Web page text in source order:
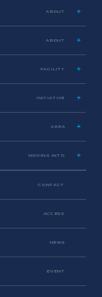
ABOUT
ABOUT
FACILITY
INITIATIVE
AREA
MOVING INTO
CONTACT
ACCESS
NEWS
EVENT